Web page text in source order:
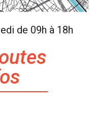
de 09h à 18h